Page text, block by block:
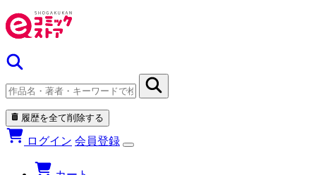
履歴を全て削除する
ログイン 会員登録